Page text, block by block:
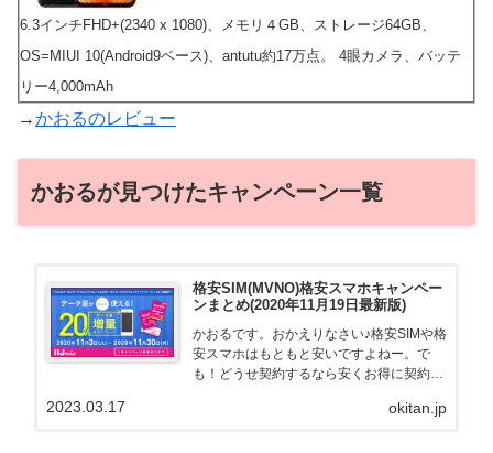
6.3インチFHD+(2340 x 1080)、メモリ４GB、ストレージ64GB、
OS=MIUI 10(Android9ベース)、antutu約17万点。 4眼カメラ、バッテ
リー4,000mAh
→かおるのレビュー
かおるが見つけたキャンペーン一覧
格安SIM(MVNO)格安スマホキャンペー
ンまとめ(2020年11月19日最新版)
かおるです。おかえりなさい♪格安SIMや格
安スマホはもともと安いですよねー。で
も！どうせ契約するなら安くお得に契約し
る自身も、そういう案件を常に狙ってます
okitan.jp
2023.03.17